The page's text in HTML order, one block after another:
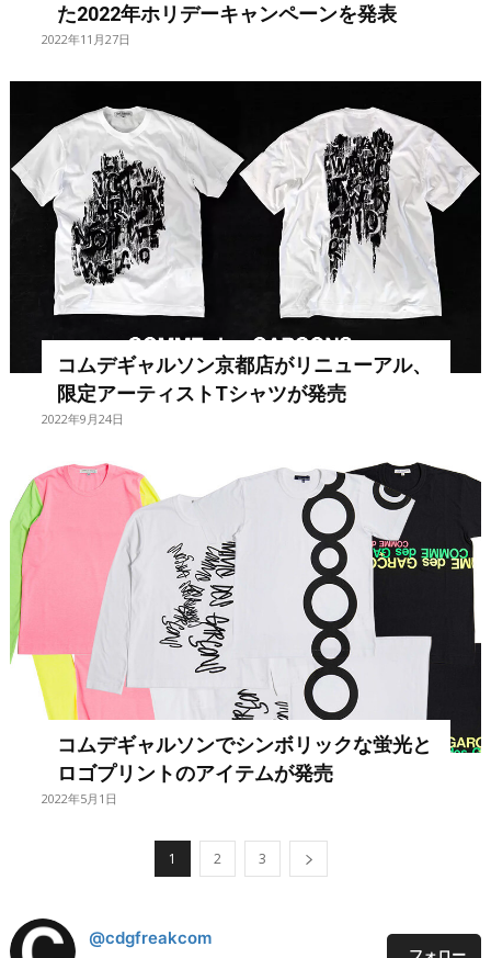
た2022年ホリデーキャンペーンを発表
2022年11月27日
コムデギャルソン京都店がリニューアル、
限定アーティストTシャツが発売
2022年9月24日
コムデギャルソンでシンボリックな蛍光と
ロゴプリントのアイテムが発売
2022年5月1日
1 2 3
@cdgfreakcom
フォロー